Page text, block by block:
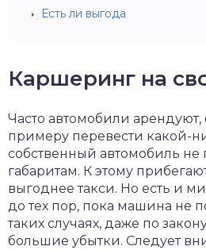
Есть ли выгода
Каршеринг на
Часто автомобили арендуют,
примеру перевести какой-
собственный автомобиль не
габаритам. К этому
выгоднее такси. Но есть и
до тех пор, пока машина не
таких случаях, даже по
большие убытки. Следует